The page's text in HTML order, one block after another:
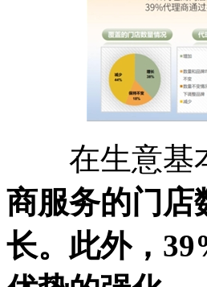
在生意基本
商服务的门店
长。此外，